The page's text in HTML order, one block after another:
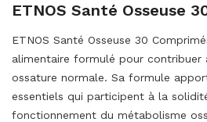
ETNOS Santé Osseuse
ETNOS Santé Osseuse 30
alimentaire formulé pour contribuer
ossature normale. Sa formule
essentiels qui participent à la
fonctionnement du métabolisme